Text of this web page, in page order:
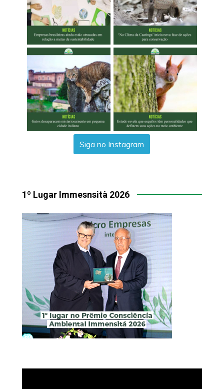
Siga no Instagram
1º Lugar Immesnsità 2026